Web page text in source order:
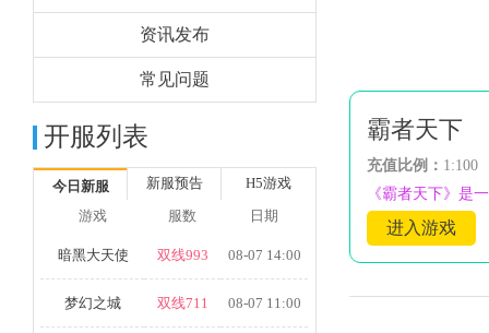
资讯发布
常见问题
开服列表
今日新服 新服预告
H5游戏
游戏
服数 日期
暗黑大天使 双线993 08-07 14:00
梦幻之城 双线711 08-07 11:00
霸者天下
充值比例： 1:100
《霸者天下》是
进入游戏